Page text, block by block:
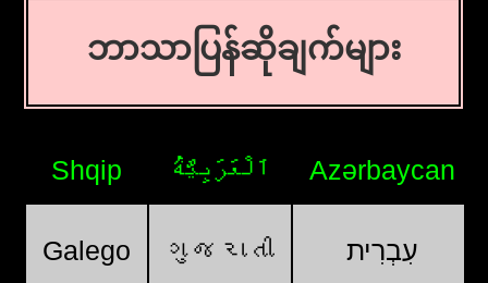
ဘာသာပြန်ဆိုချက်များ
Shqip اَلْعَرَبِيَّةُ Azərbaycan
Galego ગુજરાતી עִבְרִית